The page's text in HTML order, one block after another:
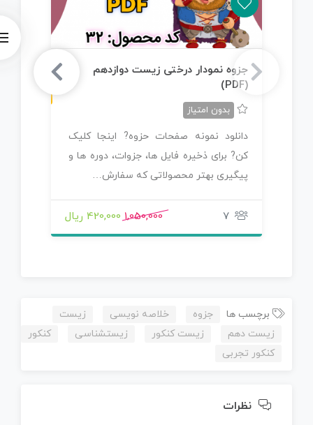
جزوه نمودار درختی زیست دوازدهم
(PDF)
ن
س
خ
ه
P
D
F
بدون امتیاز
دانلود نمونه صفحات حزوه? اینجا کلیک
کن? برای ذخیره فایل ها، جزوات، دوره ها و
پیگیری بهتر محصولاتی که سفارش…
7
1,050,000 420,000 ریال
برچسب ها جزوه خلاصه نویسی
زیست
زیست دهم
زیست کنکور زیستشناسی
کنکور
کنکور تجربی
نظرات